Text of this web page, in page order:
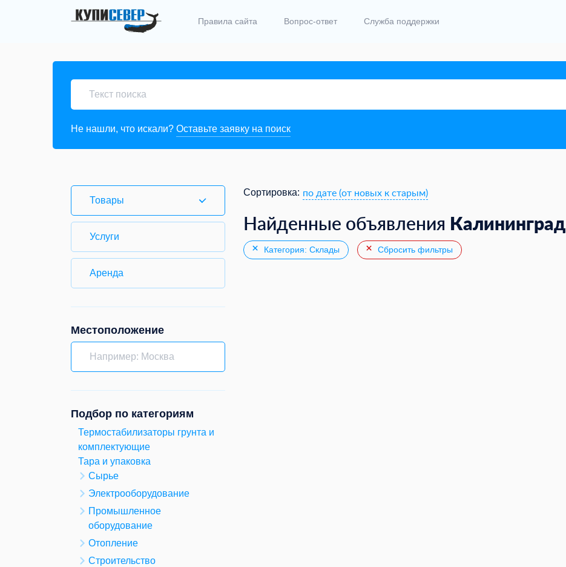
Правила сайта Вопрос-ответ Служба поддержки
Не нашли, что искали? Оставьте заявку на поиск
Товары
Услуги
Аренда
Местоположение
Подбор по категориям
Термостабилизаторы грунта и
комплектующие
Тара и упаковка
Сырье
Электрооборудование
Промышленное
оборудование
Отопление
Строительство
Сортировка: по дате (от новых к старым)
Найденные объявления Калининград
Категория: Склады Сбросить фильтры